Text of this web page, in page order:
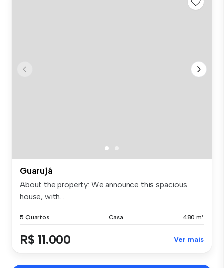
Guarujá
About the property: We announce this spacious
house, with...
5 Quartos Casa 480 m²
R$ 11.000 Ver mais